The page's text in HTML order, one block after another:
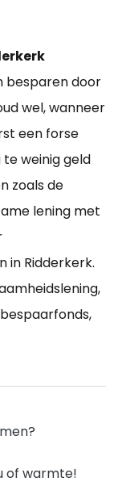
besparen door
wel, wanneer
een forse
te weinig geld
zoals de
lening met
in Ridderkerk.
of warmte!